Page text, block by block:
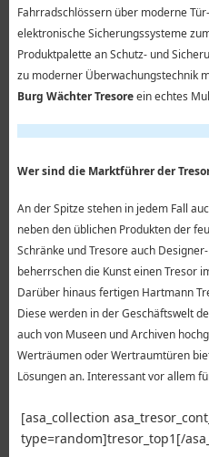
Fahrradschlössern über moderne
elektronische Sicherungssysteme
Produktpalette an Schutz- und
zu moderner Überwachungstechnik
Burg Wächter Tresoreein echtes
Wer sind die Marktführer der
An der Spitze stehen in jedem Fall
neben den üblichen Produkten der
Schränke und Tresore auch
beherrschen die Kunst einen Tresor
Darüber hinaus fertigen Hartmann
Diese werden in der Geschäftswelt
auch von Museen und Archiven
Werträumen oder Wertraumtüren
Lösungen an. Interessant vor allem
[asa_collection
type=random]tresor_top1[/